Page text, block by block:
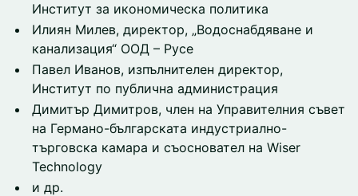
Институт за икономическа политика
Илиян Милев, директор, „Водоснабдяване и
канализация“ ООД – Русе
Павел Иванов, изпълнителен директор,
Институт по публична администрация
Димитър Димитров, член на Управителния съвет
на Германо-българската индустриално-
търговска камара и съосновател на Wiser
Technology
и др.